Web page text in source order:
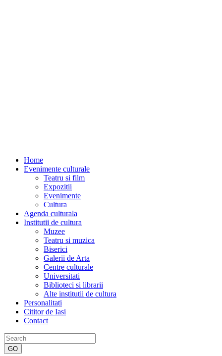
Home
Evenimente culturale
Teatru si film
Expozitii
Evenimente
Cultura
Agenda culturala
Institutii de cultura
Muzee
Teatru si muzica
Biserici
Galerii de Arta
Centre culturale
Universitati
Biblioteci si librarii
Alte institutii de cultura
Personalitati
Cititor de Iasi
Contact